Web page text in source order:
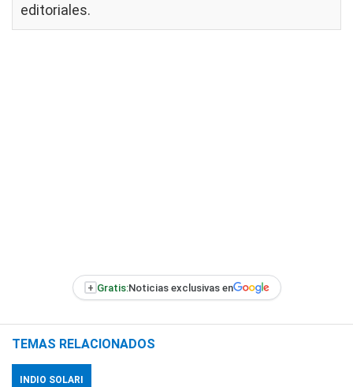
editoriales.
+ Gratis:Noticias exclusivas en
TEMAS RELACIONADOS
INDIO SOLARI